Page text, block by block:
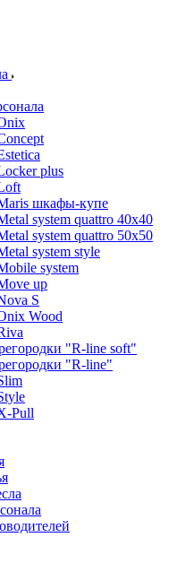
plus
шкафы-купе
system quattro 40x40
system quattro 50x50
system style
system
up
S
Wood
"R-line soft"
"R-line"
Pull